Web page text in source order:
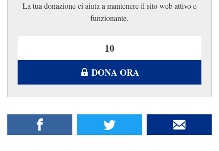
La tua donazione ci aiuta a mantenere il sito web attivo e
funzionante.
DONA ORA